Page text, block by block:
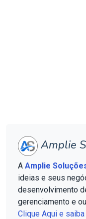
Amplie
A Amplie
ideias e seus
desenvolvimento
gerenciamento e
Clique Aqui e